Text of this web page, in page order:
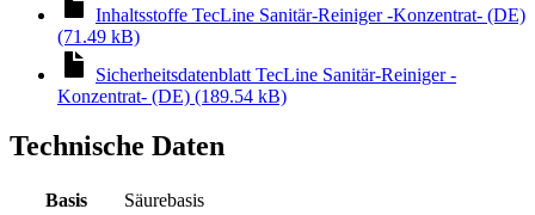
Inhaltsstoffe TecLine Sanitär-Reiniger -Konzentrat- (DE)
(71.49 kB)
Sicherheitsdatenblatt TecLine Sanitär-Reiniger -
Konzentrat- (DE) (189.54 kB)
Technische Daten
Basis
Säurebasis